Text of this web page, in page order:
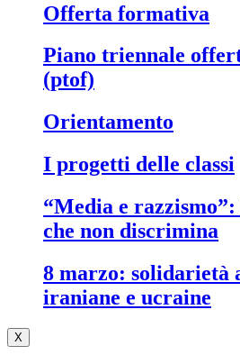
offerta formativa
piano triennale offerta formativa
(ptof)
orientamento
i progetti delle classi
“media e razzismo”: l’informazione
che non discrimina
8 marzo: solidarietà alle donne
iraniane e ucraine
X